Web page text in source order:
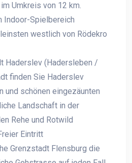
Umkreis von 12 km.
Indoor-Spielbereich
westlich von Rödekro
Haderslev (Hadersleben /
finden Sie Haderslev
und schönen eingezäunten
Landschaft in der
Rehe und Rotwild
Eintritt
Grenzstadt Flensburg die